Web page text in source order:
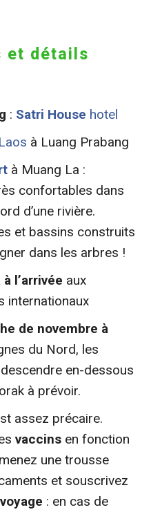
et détails
: Satri House hotel
à Luang Prabang
à Muang La :
confortables dans
d’une rivière.
et bassins construits
dans les arbres !
à l’arrivée aux
internationaux
de novembre à
du Nord, les
en-dessous
à prévoir.
assez précaire.
vaccins en fonction
une trousse
et souscrivez
: en cas de